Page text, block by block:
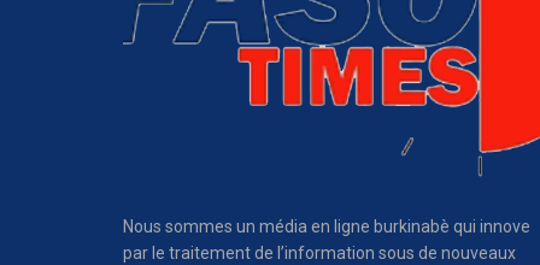
Nous sommes un média en ligne burkinabè qui innove
par le traitement de l’information sous de nouveaux